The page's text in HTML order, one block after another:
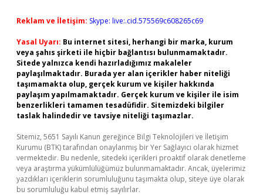
Reklam ve İletişim: Skype: live:.cid.575569c608265c69
Yasal Uyarı: Bu internet sitesi, herhangi bir marka, kurum
veya şahıs şirketi ile hiçbir bağlantısı bulunmamaktadır.
Sitede yalnızca kendi hazırladığımız makaleler
paylaşılmaktadır. Burada yer alan içerikler haber niteliği
taşımamakta olup, gerçek kurum ve kişiler hakkında
paylaşım yapılmamaktadır. Gerçek kurum ve kişiler ile isim
benzerlikleri tamamen tesadüfidir. Sitemizdeki bilgiler
taslak halindedir ve tavsiye niteliği taşımazlar.
Sitemiz, 5651 Sayılı Kanun gereğince Bilgi Teknolojileri ve İletişim
Kurumu (BTK) tarafından onaylanmış bir Yer Sağlayıcı olarak hizmet
vermektedir. Bu nedenle, sitedeki içerikleri proaktif olarak denetleme
veya araştırma yükümlülüğümüz bulunmamaktadır. Ancak, üyelerimiz
yazdıkları içeriklerin sorumluluğunu taşımakta olup, siteye üye olarak
bu sorumluluğu kabul etmiş sayılırlar.